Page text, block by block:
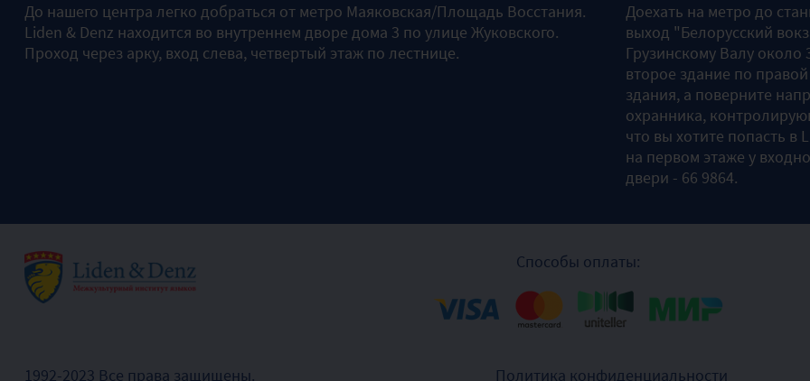
До нашего центра легко добраться от метро Маяковская/Площадь Восстания.
Liden & Denz находится во внутреннем дворе дома 3 по улице Жуковского.
Проход через арку, вход слева, четвертый этаж по лестнице.
Доехать на метро до
выход "Белорусский
Грузинскому Валу
второе здание по
здания, а поверните
охранника,
что вы хотите попасть в
на первом этаже у
двери - 66 9864.
Способы оплаты:
1992-2023 Все права защищены. Политика конфиденциальности